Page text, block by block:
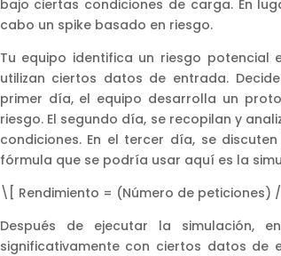
bajo ciertas condiciones de carga. En
cabo un spike basado en riesgo.
Tu equipo identifica un riesgo
utilizan ciertos datos de entrada.
primer día, el equipo desarrolla un
riesgo. El segundo día, se recopilan y
condiciones. En el tercer día, se
fórmula que se podría usar aquí es la
\[ Rendimiento = (Número de peticiones)
Después de ejecutar la simulación,
significativamente con ciertos datos de